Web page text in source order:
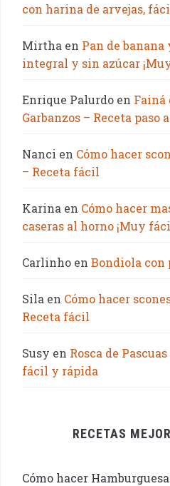
con harina de arvejas,
Mirtha en Pan de
integral y sin azúcar
Enrique Palurdo en Fainá
Garbanzos – Receta paso
Nanci en Cómo hacer
– Receta fácil
Karina en Cómo hacer
caseras al horno ¡Muy
Carlinho en Bondiola con
Sila en Cómo hacer
Receta fácil
Susy en Rosca de
fácil y rápida
RECETAS
Cómo hacer